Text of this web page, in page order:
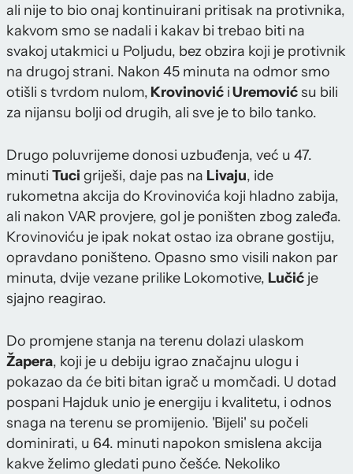
ali nije to bio onaj kontinuirani pritisak na protivnika,
kakvom smo se nadali i kakav bi trebao biti na
svakoj utakmici u Poljudu, bez obzira koji je protivnik
na drugoj strani. Nakon 45 minuta na odmor smo
otišli s tvrdom nulom, Krovinović iUremovićsu bili
za nijansu bolji od drugih, ali sve je to bilo tanko.
Drugo poluvrijeme donosi uzbuđenja, već u 47.
minuti Tuci griješi, daje pas na Livaju, ide
rukometna akcija do Krovinovića koji hladno zabija,
ali nakon VAR provjere, gol je poništen zbog zaleđa.
Krovinoviću je ipak nokat ostao iza obrane gostiju,
opravdano poništeno. Opasno smo visili nakon par
minuta, dvije vezane prilike Lokomotive, Lučić je
sjajno reagirao.
Do promjene stanja na terenu dolazi ulaskom
Žapera, koji je u debiju igrao značajnu ulogu i
pokazao da će biti bitan igrač u momčadi. U dotad
pospani Hajduk unio je energiju i kvalitetu, i odnos
snaga na terenu se promijenio. 'Bijeli' su počeli
dominirati, u 64. minuti napokon smislena akcija
kakve želimo gledati puno češće. Nekoliko